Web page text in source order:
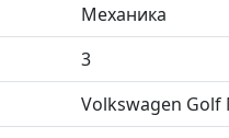
Механика
3
Volkswagen Golf